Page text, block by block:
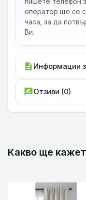
оператор ще се
часа, за да
Ви.
description Информации
rate_reviewОтзиви (0)
Какво ще